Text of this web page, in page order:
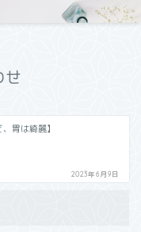
せ
胃は綺麗】
2023年6月9日